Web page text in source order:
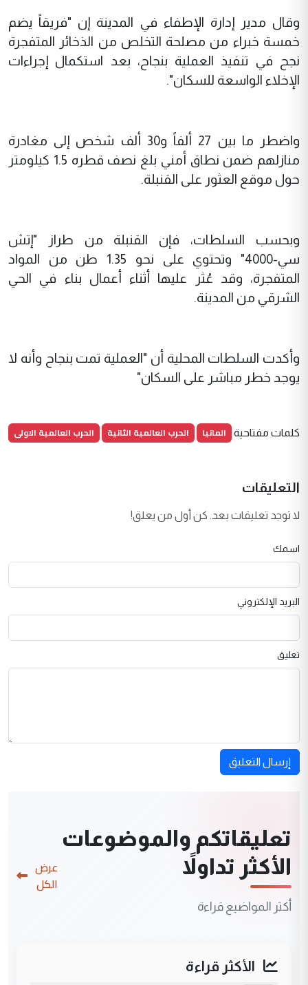
وقال مدير إدارة الإطفاء في المدينة إن "فريقاً يضم
خمسة خبراء من مصلحة التخلص من الذخائر المتفجرة
نجح في تنفيذ العملية بنجاح، بعد استكمال إجراءات
الإخلاء الواسعة للسكان".
واضطر ما بين 27 ألفاً و30 ألف شخص إلى مغادرة
منازلهم ضمن نطاق أمني بلغ نصف قطره 1.5 كيلومتر
حول موقع العثور على القنبلة.
وبحسب السلطات، فإن القنبلة من طراز "إتش
سي-4000" وتحتوي على نحو 1.35 طن من المواد
المتفجرة، وقد عُثر عليها أثناء أعمال بناء في الحي
الشرقي من المدينة.
وأكدت السلطات المحلية أن "العملية تمت بنجاح وأنه لا
يوجد خطر مباشر على السكان"
كلمات مفتاحية المانيا الحرب العالمية الثانية الحرب العالمية الاولى
التعليقات
لا توجد تعليقات بعد. كن أول من يعلق!
اسمك
البريد الإلكتروني
تعليق
إرسال التعليق
تعليقاتكم والموضوعات
الأكثر تداولاً
أكثر المواضيع قراءة
عرض
الكل
الأكثر قراءة